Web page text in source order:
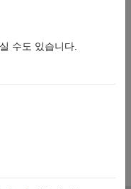
수도 있습니다.